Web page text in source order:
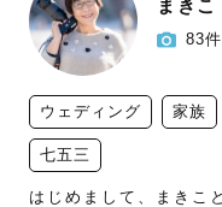
まきこ
83件
ウェディング 家族
七五三
はじめまして、まきこ